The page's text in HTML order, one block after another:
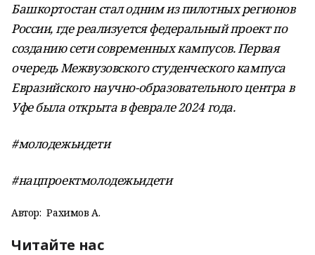
Башкортостан стал одним из пилотных регионов
России, где реализуется федеральный проект по
созданию сети современных кампусов. Первая
очередь Межвузовского студенческого кампуса
Евразийского научно-образовательного центра в
Уфе была открыта в феврале 2024 года.
#молодежьидети
#нацпроектмолодежьидети
Автор: Рахимов А.
Читайте нас